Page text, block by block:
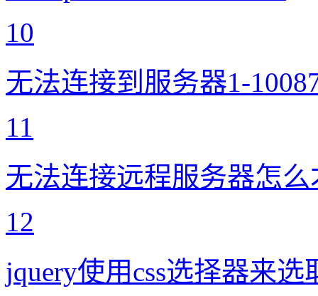
10
无法连接到服务器1-
11
无法连接远程服务器怎
12
jquery使用css选择器来